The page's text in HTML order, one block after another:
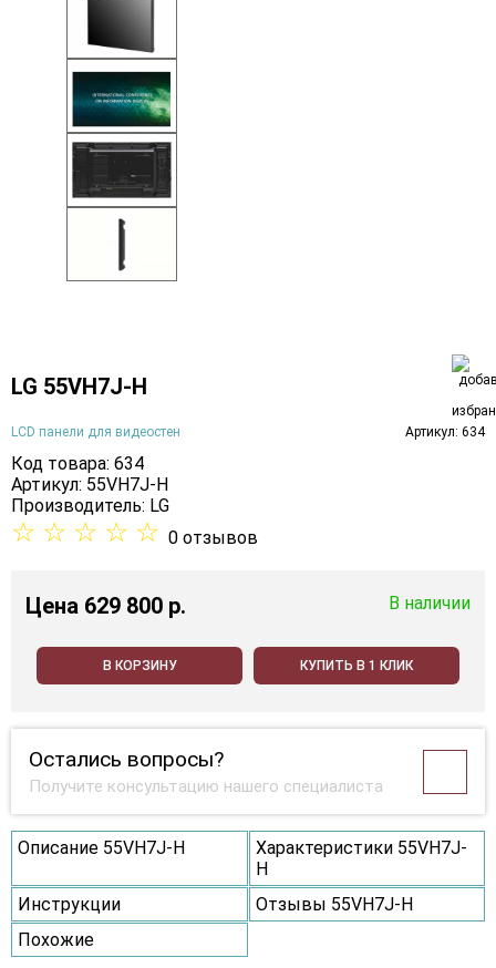
LG 55VH7J-H
LCD панели для видеостен Артикул: 634
Код товара: 634
Артикул: 55VH7J-H
Производитель: LG
☆ ☆ ☆ ☆ ☆ 0 отзывов
Цена 629 800 p. В наличии
В КОРЗИНУ КУПИТЬ В 1 КЛИК
Остались вопросы?
Получите консультацию нашего специалиста
Описание 55VH7J-H
Характеристики 55VH7J-
H
Инструкции
Отзывы 55VH7J-H
Похожие